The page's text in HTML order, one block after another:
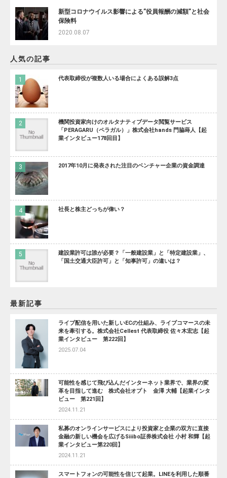
新型コロナウイルス影響による”役員報酬の減額”と社会
保険料
2020.08.07
人気の記事
代表取締役が複数人いる場合によくある誤解3点
機関投資家向けのオルタナティブデータ閲覧サービス
「PERAGARU（ペラガル）」株式会社hands 門脇蒔人【起
業インタビュー178回目】
2017年10月に発表された注目のベンチャー企業の資金調達
社長と株主どっちが偉い？
建設業許可は誰が必要？「一般建設業」と「特定建設業」、
「国土交通大臣許可」と「知事許可」の違いは？
最新記事
ライブ配信を用いた新しいECの仕組み、ライブコマースの未
来を牽引する。株式会社Cellest 代表取締役 佐々木宏志【起
業インタビュー 第222回】
2025.07.04
可能性を感じて飛び込んだインターネット業界で、業界の変
革を目指して進む 株式会社オプト 金澤 大輔【起業インタ
ビュー 第221回】
2024.11.21
私募のオンラインサービスにより投資家と企業の双方に直接
金融の新しい機会を広げるSiiibo証券株式会社 小村 和輝【起
業インタビュー第220回】
2024.11.21
スマートフォンの可能性を信じて起業。LINEを利用した順番